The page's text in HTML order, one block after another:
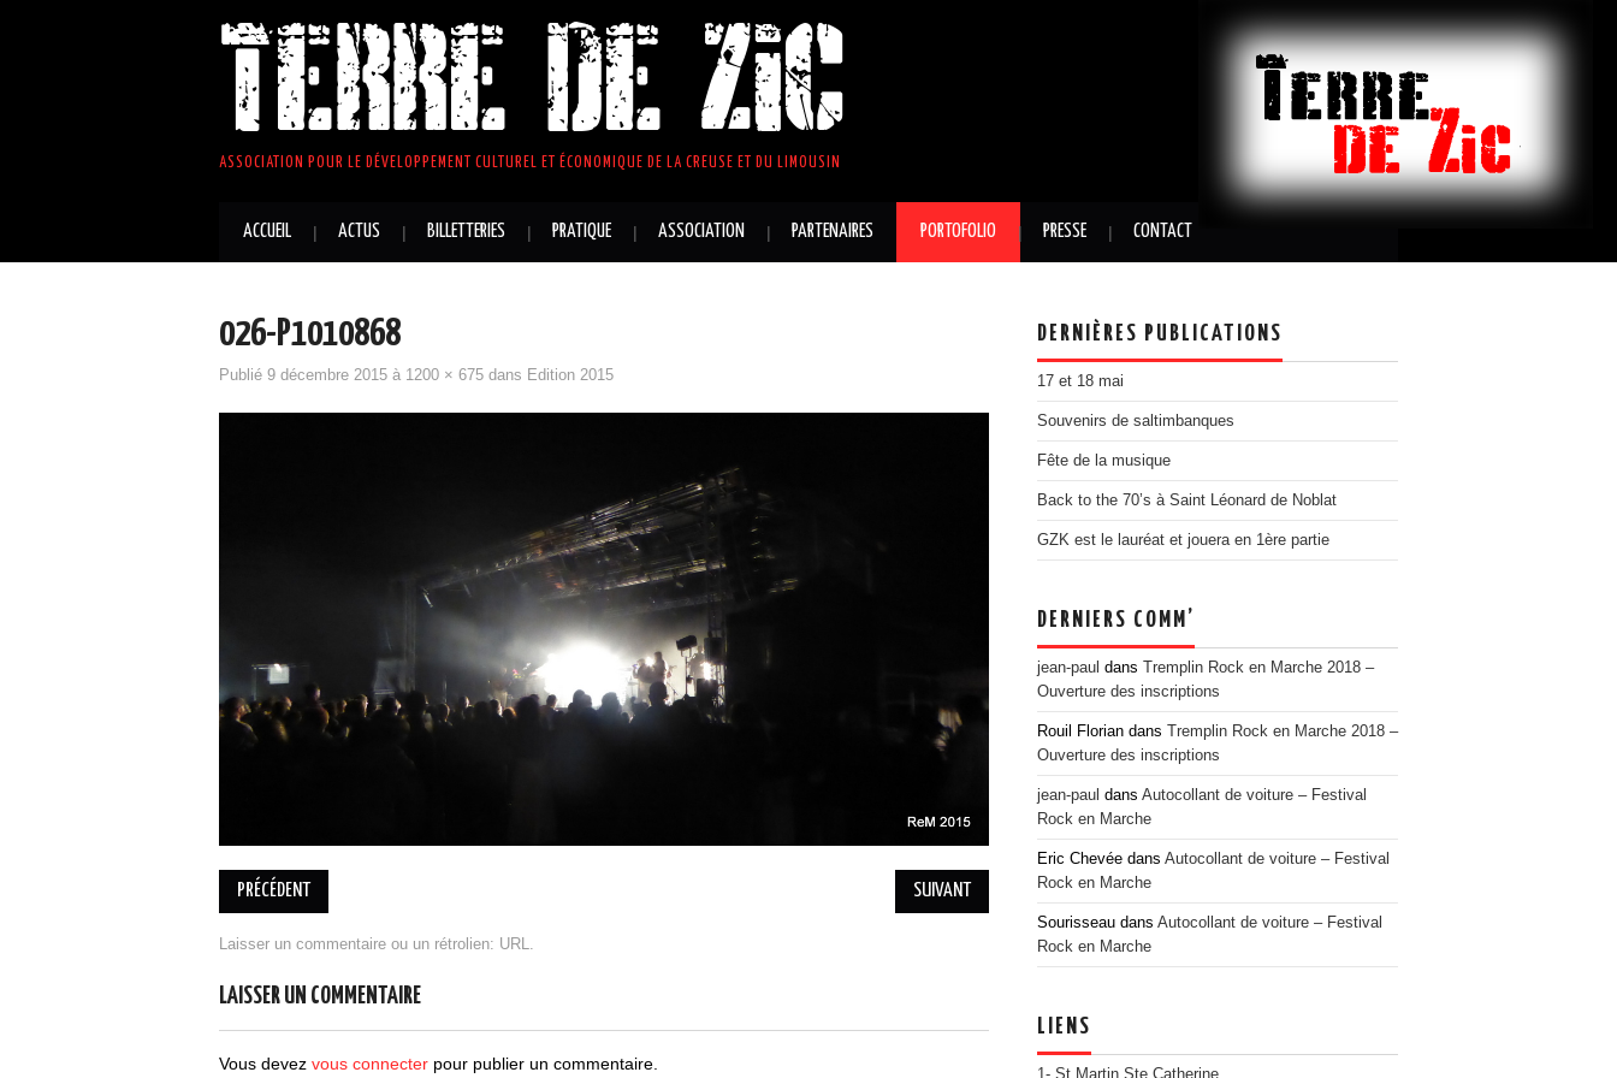
TERRE DE ZIC
ASSOCIATION POUR LE DÉVELOPPEMENT CULTUREL ET ÉCONOMIQUE DE LA CREUSE ET DU LIMOUSIN
ACCUEIL ACTUS BILLETTERIES PRATIQUE ASSOCIATION PARTENAIRES PORTOFOLIO PRESSE CONTACT
026-P1010868
Publié 9 décembre 2015 à 1200 × 675 dans Edition 2015
PRÉCÉDENT SUIVANT
Laisser un commentaire ou un rétrolien: URL.
LAISSER UN COMMENTAIRE
Vous devez vous connecter pour publier un commentaire.
DERNIÈRES PUBLICATIONS
17 et 18 mai
Souvenirs de saltimbanques
Fête de la musique
Back to the 70’s à Saint Léonard de Noblat
GZK est le lauréat et jouera en 1ère partie
DERNIERS COMM’
jean-paul dans
Tremplin Rock en Marche 2018 –
Ouverture des inscriptions
Rouil Florian dans
Tremplin Rock en Marche 2018 –
Ouverture des inscriptions
jean-paul dans Autocollant de voiture – Festival
Rock en Marche
Eric Chevée dans Autocollant de voiture – Festival
Rock en Marche
Sourisseau dans Autocollant de voiture – Festival
Rock en Marche
LIENS
1- St Martin Ste Catherine